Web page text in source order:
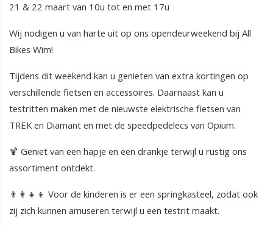
21 & 22 maart van 10u tot en met 17u
Wij nodigen u van harte uit op ons opendeurweekend bij All
Bikes Wim!
Tijdens dit weekend kan u genieten van extra kortingen op
verschillende fietsen en accessoires. Daarnaast kan u
testritten maken met de nieuwste elektrische fietsen van
TREK en Diamant en met de speedpedelecs van Opium.
🍹 Geniet van een hapje en een drankje terwijl u rustig ons
assortiment ontdekt.
👨‍👩‍👧‍👦 Voor de kinderen is er een springkasteel, zodat ook
zij zich kunnen amuseren terwijl u een testrit maakt.